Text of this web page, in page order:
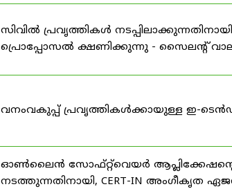
സിവിൽ പ്രവൃത്തികൾ
പ്രൊപ്പോസൽ ക്ഷണിക്കുന്നു - സൈലന്റ് വാലി
വനംവകുപ്പ് പ്രവൃത്തികൾക്കായുള്ള ഇ-
ഓൺലൈൻ സോഫ്റ്റ്‌വെയർ ആപ്ലിക്കേഷന്റെ
നടത്തുന്നതിനായി, CERT-IN അംഗീകൃത